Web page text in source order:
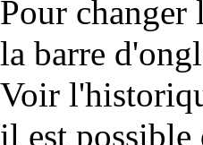
Pour changer
la barre
Voir
il est possible